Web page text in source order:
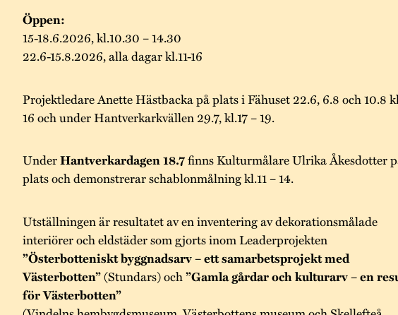
Öppen:
15-18.6.2026, kl.10.30 – 14.30
22.6-15.8.2026, alla dagar kl.11-16
Projektledare Anette Hästbacka på plats i Fähuset 22.6, 6.8 och 10.8
16 och under Hantverkarkvällen 29.7, kl.17 – 19.
UnderHantverkardagen 18.7finns Kulturmålare Ulrika Åkesdotter
plats och demonstrerar schablonmålning kl.11 – 14.
Utställningen är resultatet av en inventering av dekorationsmålade
interiörer och eldstäder som gjorts inom Leaderprojekten
”Österbotteniskt byggnadsarv – ett samarbetsprojekt med
Västerbotten”(Stundars) och”Gamla gårdar och kulturarv – en
för Västerbotten”